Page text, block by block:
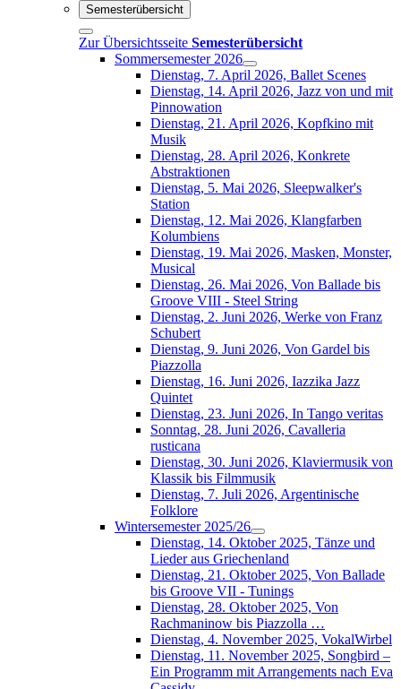
Semesterübersicht
Zur Übersichtsseite Semesterübersicht
Sommersemester 2026
Dienstag, 7. April 2026, Ballet Scenes
Dienstag, 14. April 2026, Jazz von und mit
Pinnowation
Dienstag, 21. April 2026, Kopfkino mit
Musik
Dienstag, 28. April 2026, Konkrete
Abstraktionen
Dienstag, 5. Mai 2026, Sleepwalker's
Station
Dienstag, 12. Mai 2026, Klangfarben
Kolumbiens
Dienstag, 19. Mai 2026, Masken, Monster,
Musical
Dienstag, 26. Mai 2026, Von Ballade bis
Groove VIII - Steel String
Dienstag, 2. Juni 2026, Werke von Franz
Schubert
Dienstag, 9. Juni 2026, Von Gardel bis
Piazzolla
Dienstag, 16. Juni 2026, Iazzika Jazz
Quintet
Dienstag, 23. Juni 2026, In Tango veritas
Sonntag, 28. Juni 2026, Cavalleria
rusticana
Dienstag, 30. Juni 2026, Klaviermusik von
Klassik bis Filmmusik
Dienstag, 7. Juli 2026, Argentinische
Folklore
Wintersemester 2025/26
Dienstag, 14. Oktober 2025, Tänze und
Lieder aus Griechenland
Dienstag, 21. Oktober 2025, Von Ballade
bis Groove VII - Tunings
Dienstag, 28. Oktober 2025, Von
Rachmaninow bis Piazzolla …
Dienstag, 4. November 2025, VokalWirbel
Dienstag, 11. November 2025, Songbird –
Ein Programm mit Arrangements nach Eva